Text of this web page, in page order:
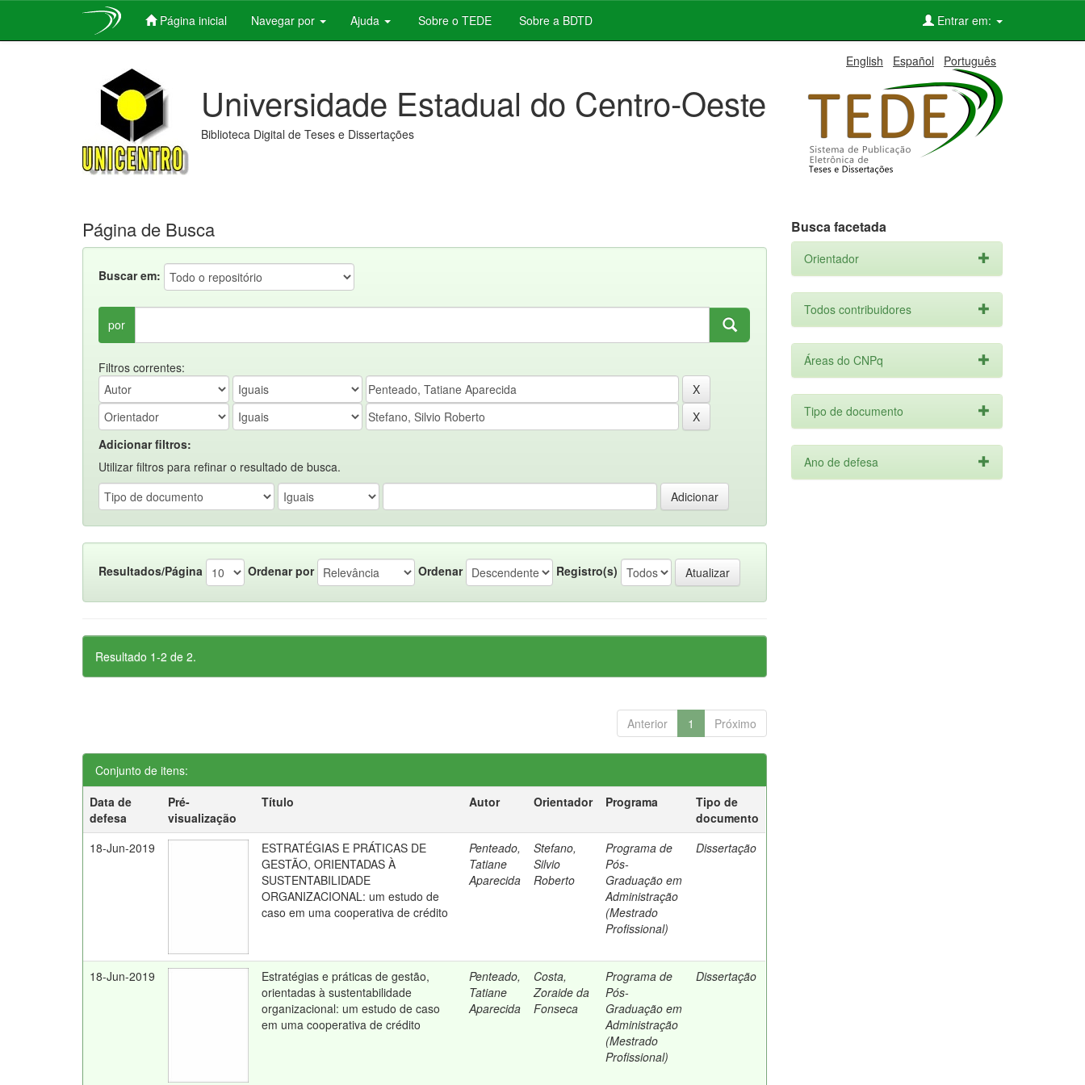
Página inicial Navegar por Ajuda Sobre o TEDE Sobre a BDTD Entrar em:
English Español Português
Universidade Estadual do Centro-Oeste
Biblioteca Digital de Teses e Dissertações
Página de Busca
Buscar em:
por
Filtros correntes:
Adicionar filtros:
Utilizar filtros para refinar o resultado de busca.
Resultados/Página Ordenar por Ordenar Registro(s)
Resultado 1-2 de 2.
Anterior 1 Próximo
Conjunto de itens:
Data de
defesa
Pré-
visualização
Título Autor Orientador Programa
Tipo de
documento
18-Jun-2019
ESTRATÉGIAS E PRÁTICAS DE
GESTÃO, ORIENTADAS À
SUSTENTABILIDADE
ORGANIZACIONAL: um estudo de
caso em uma cooperativa de crédito
Penteado,
Tatiane
Aparecida
Stefano,
Silvio
Roberto
Programa de
Pós-
Graduação em
Administração
(Mestrado
Profissional)
Dissertação
18-Jun-2019
Estratégias e práticas de gestão,
orientadas à sustentabilidade
organizacional: um estudo de caso
em uma cooperativa de crédito
Penteado,
Tatiane
Aparecida
Costa,
Zoraide da
Fonseca
Programa de
Pós-
Graduação em
Administração
(Mestrado
Profissional)
Dissertação
Busca facetada
Orientador
Todos contribuidores
Áreas do CNPq
Tipo de documento
Ano de defesa